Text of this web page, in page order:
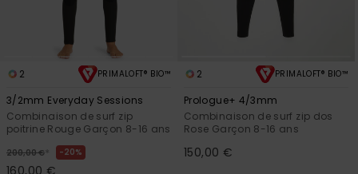
2 PRIMALOFT® BIO™
3/2mm Everyday Sessions
Combinaison de surf zip
poitrine Rouge Garçon 8-16 ans
200,00 € * 20%
160,00 €
2 PRIMALOFT® BIO™
Prologue+ 4/3mm
Combinaison de surf zip dos
Rose Garçon 8-16 ans
150,00 €